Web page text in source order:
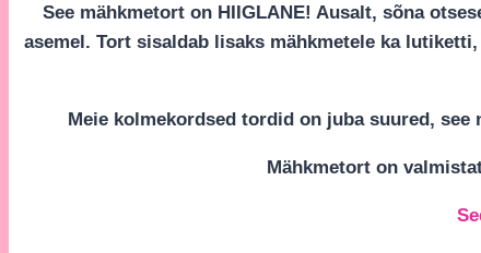
See mähkmetort on HIIGLANE! Ausalt, sõna
asemel. Tort sisaldab lisaks mähkmetele ka
Meie kolmekordsed tordid on juba suured, see
Mähkmetort on